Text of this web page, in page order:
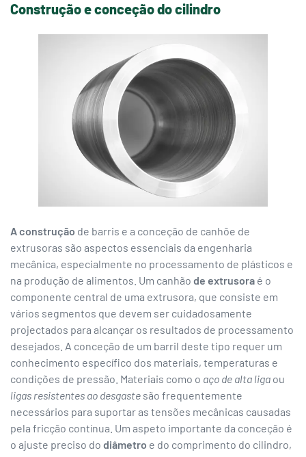
Construção e conceção do cilindro
A construção de barris e a conceção de canhõe de
extrusoras são aspectos essenciais da engenharia
mecânica, especialmente no processamento de plásticos e
na produção de alimentos. Um canhão de extrusora é o
componente central de uma extrusora, que consiste em
vários segmentos que devem ser cuidadosamente
projectados para alcançar os resultados de processamento
desejados. A conceção de um barril deste tipo requer um
conhecimento específico dos materiais, temperaturas e
condições de pressão. Materiais como o aço de alta liga ou
ligas resistentes ao desgaste são frequentemente
necessários para suportar as tensões mecânicas causadas
pela fricção contínua. Um aspeto importante da conceção é
o ajuste preciso do diâmetro e do comprimento do cilindro,